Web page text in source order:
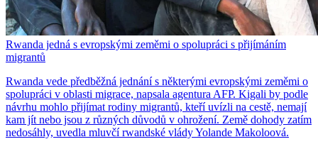
Rwanda jedná s evropskými zeměmi o spolupráci s přijímáním
migrantů
Rwanda vede předběžná jednání s některými evropskými zeměmi o
spolupráci v oblasti migrace, napsala agentura AFP. Kigali by podle
návrhu mohlo přijímat rodiny migrantů, kteří uvízli na cestě, nemají
kam jít nebo jsou z různých důvodů v ohrožení. Země dohody zatím
nedosáhly, uvedla mluvčí rwandské vlády Yolande Makoloová.